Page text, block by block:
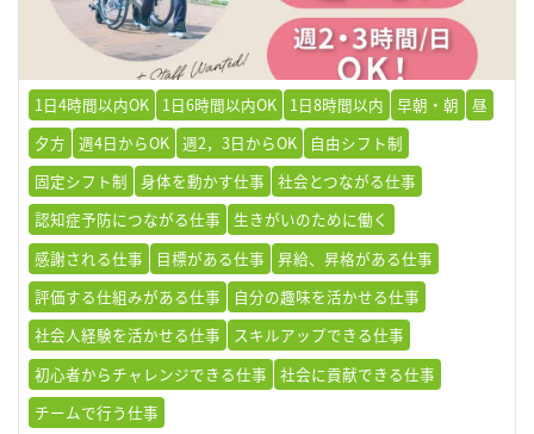
1日4時間以内OK 1日6時間以内OK 1日8時間以内 早朝・朝
昼
夕方
週4日からOK 週2，3日からOK
自由シフト制
固定シフト制
身体を動かす仕事
社会とつながる仕事
認知症予防につながる仕事
生きがいのために働く
感謝される仕事
目標がある仕事
昇給、昇格がある仕事
評価する仕組みがある仕事
自分の趣味を活かせる仕事
社会人経験を活かせる仕事
スキルアップできる仕事
初心者からチャレンジできる仕事
社会に貢献できる仕事
チームで行う仕事